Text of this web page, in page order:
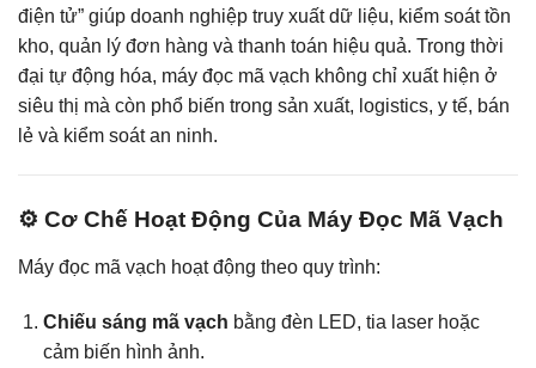
điện tử” giúp doanh nghiệp truy xuất dữ liệu, kiểm soát tồn
kho, quản lý đơn hàng và thanh toán hiệu quả. Trong thời
đại tự động hóa, máy đọc mã vạch không chỉ xuất hiện ở
siêu thị mà còn phổ biến trong sản xuất, logistics, y tế, bán
lẻ và kiểm soát an ninh.
⚙️ Cơ Chế Hoạt Động Của Máy Đọc Mã Vạch
Máy đọc mã vạch hoạt động theo quy trình:
Chiếu sáng mã vạch bằng đèn LED, tia laser hoặc
cảm biến hình ảnh.